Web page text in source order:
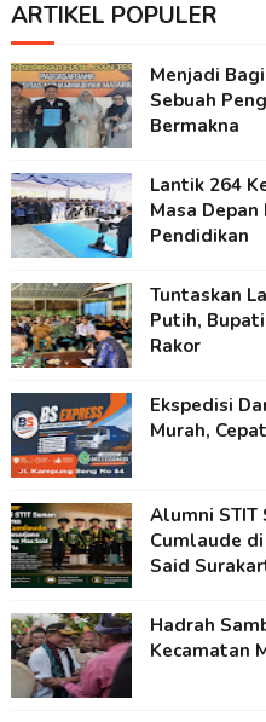
ARTIKEL POPULER
Menjadi
Sebuah
Bermakna
Lantik 264
Masa
Pendidikan
Tuntaskan
Putih,
Rakor
Ekspedisi
Murah,
Alumni STIT
Cumlaude di
Said
Hadrah
Kecamatan